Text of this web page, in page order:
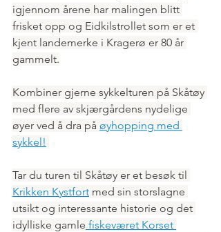
igjennom årene har malingen blitt
frisket opp og Eidkilstrollet som er et
kjent landemerke i Kragerø er 80 år
gammelt.
Kombiner gjerne sykkelturen på Skåtøy
med flere av skjærgårdens nydelige
øyer ved å dra på øyhopping med
sykkel!
Tar du turen til Skåtøy er et besøk til
Krikken Kystfort med sin storslagne
utsikt og interessante historie og det
idylliske gamle fiskeværet Korset